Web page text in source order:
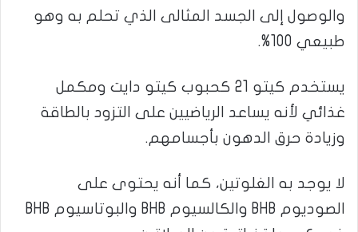
والوصول إلى الجسد المثالى الذي تحلم به وهو
طبيعي 100%.
يستخدم كيتو 21 كحبوب كيتو دايت ومكمل
غذائي لأنه يساعد الرياضيين على التزود بالطاقة
وزيادة حرق الدهون بأجسامهم.
لا يوجد به الغلوتين، كما أنه يحتوى على
الصوديوم BHB والكالسيوم BHB والبوتاسيوم BHB